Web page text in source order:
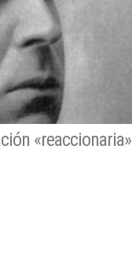
«reaccionaria»